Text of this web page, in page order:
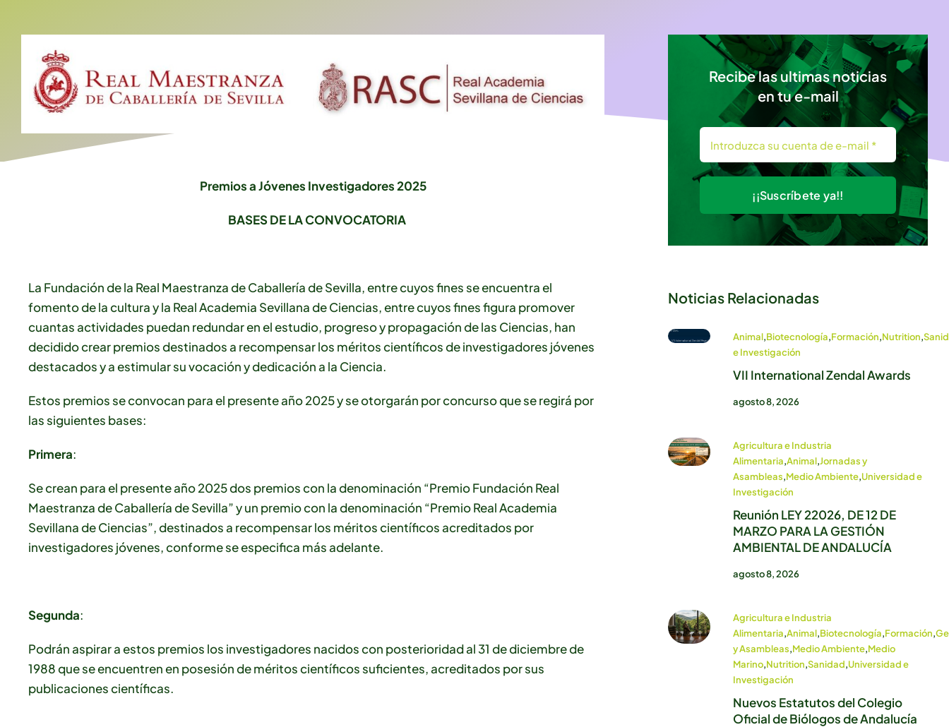
Premios a Jóvenes Investigadores 2025
BASES DE LA CONVOCATORIA
La Fundación de la Real Maestranza de Caballería de Sevilla, entre cuyos fines se encuentra el
fomento de la cultura y la Real Academia Sevillana de Ciencias, entre cuyos fines figura promover
cuantas actividades puedan redundar en el estudio, progreso y propagación de las Ciencias, han
decidido crear premios destinados a recompensar los méritos científicos de investigadores jóvenes
destacados y a estimular su vocación y dedicación a la Ciencia.
Estos premios se convocan para el presente año 2025 y se otorgarán por concurso que se regirá por
las siguientes bases:
Primera:
Se crean para el presente año 2025 dos premios con la denominación “Premio Fundación Real
Maestranza de Caballería de Sevilla” y un premio con la denominación “Premio Real Academia
Sevillana de Ciencias”, destinados a recompensar los méritos científicos acreditados por
investigadores jóvenes, conforme se especifica más adelante.
Segunda:
Podrán aspirar a estos premios los investigadores nacidos con posterioridad al 31 de diciembre de
1988 que se encuentren en posesión de méritos científicos suficientes, acreditados por sus
publicaciones científicas.
Recibe las ultimas noticias
en tu e-mail
¡¡Suscríbete ya!!
Noticias Relacionadas
Animal,Biotecnología,Formación,Nutrition,
e Investigación
VII International Zendal Awards
agosto 8, 2026
Agricultura e Industria
Alimentaria,Animal,Jornadas y
Asambleas,Medio Ambiente,Universidad e
Investigación
Reunión LEY 22026, DE 12 DE
MARZO PARA LA GESTIÓN
AMBIENTAL DE ANDALUCÍA
agosto 8, 2026
Agricultura e Industria
Alimentaria,Animal,Biotecnología,Formación,
y Asambleas,Medio Ambiente,Medio
Marino,Nutrition,Sanidad,Universidad e
Investigación
Nuevos Estatutos del Colegio
Oficial de Biólogos de Andalucía